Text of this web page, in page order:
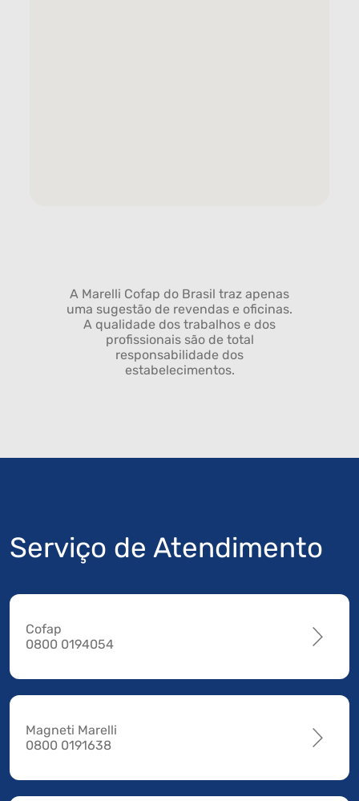
A Marelli Cofap do Brasil traz apenas
uma sugestão de revendas e oficinas.
A qualidade dos trabalhos e dos
profissionais são de total
responsabilidade dos
estabelecimentos.
Serviço de Atendimento
Cofap
0800 0194054
Magneti Marelli
0800 0191638